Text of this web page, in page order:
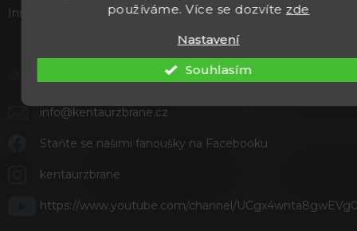
používáme. Více se dozvíte zde
Nastavení
Souhlasím
Instagram
info@kentaurzbrane.cz
Staňte se našimi fanoušky na Facebooku
kentaurzbrane
https://www.youtube.com/channel/